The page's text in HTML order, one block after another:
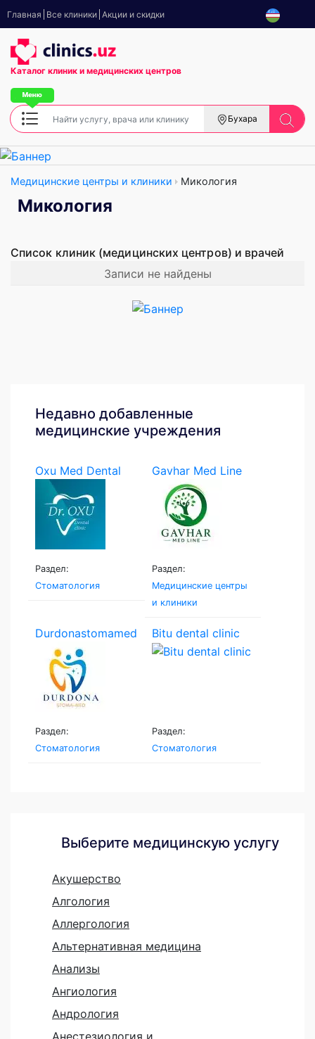
Главная Все клиники Акции и скидки
Каталог клиник и медицинских центров
Бухара
Медицинские центры и клиники Микология
Микология
Список клиник (медицинских центров) и врачей
Записи не найдены
Недавно добавленные
медицинские учреждения
Oxu Med Dental
Раздел:
Стоматология
Gavhar Med Line
Раздел:
Медицинские центры
и клиники
Durdonastomamed
Раздел:
Стоматология
Bitu dental clinic
Раздел:
Стоматология
Выберите медицинскую услугу
Акушерство
Алгология
Аллергология
Альтернативная медицина
Анализы
Ангиология
Андрология